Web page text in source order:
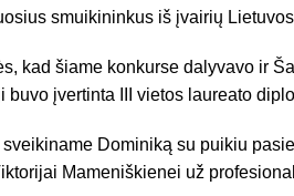
smuikininkus iš įvairių
kad šiame konkurse dalyvavo ir
buvo įvertinta III vietos laureato
Dominiką su puikiu
Mameniškienei už